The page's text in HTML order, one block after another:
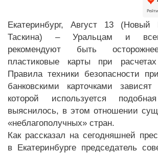
Екатеринбург, Август 13 (Новый
Таскина) – Уральцам и
рекомендуют быть
пластиковые карты при
Правила техники безопасности
банковскими карточками
которой используется
выяснилось, в этом отношении
«неблагополучных» стран.
Как рассказал на сегодняшней
в Екатеринбурге председатель